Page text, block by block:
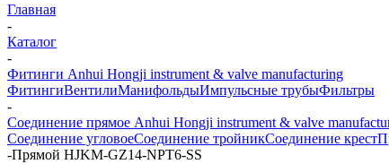
Главная
-
Каталог
-
Фитинги Anhui Hongji instrument & valve manufacturing
ФитингиВентилиМанифольдыИмпульсные трубыФильтры
-
Соединение прямое Anhui Hongji instrument & valve
Соединение угловоеСоединение тройникСоединение крест
-Прямой HJKM-GZ14-NPT6-SS